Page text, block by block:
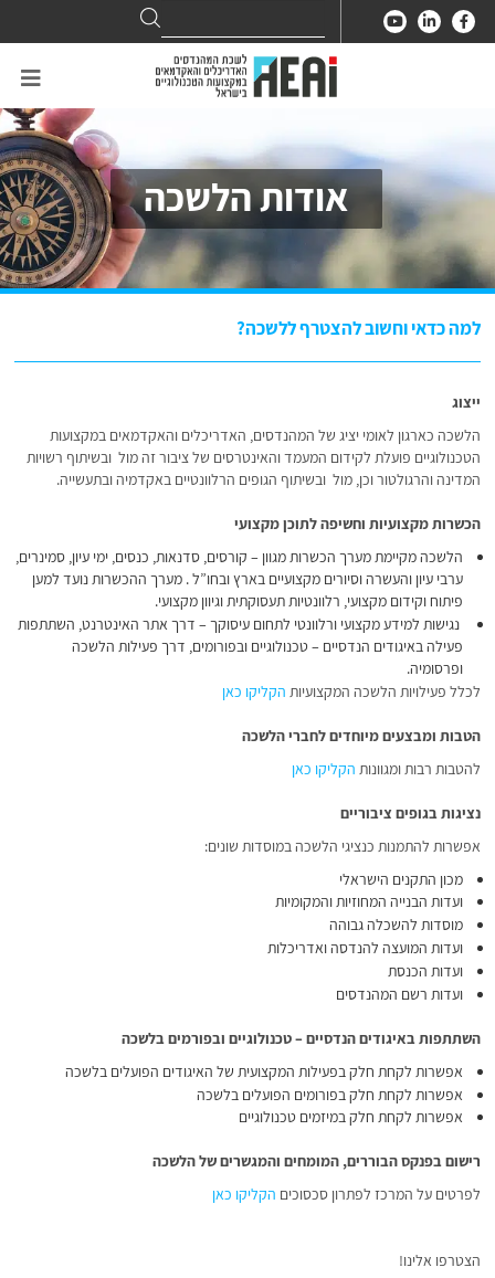
for:
Search
אודות הלשכה
למה כדאי וחשוב להצטרף ללשכה?
ייצוג
הלשכה כארגון לאומי יציג של המהנדסים, האדריכלים והאקדמאים במקצועות
הטכנולוגיים פועלת לקידום המעמד והאינטרסים של ציבור זה מול ובשיתוף רשויות
המדינה והרגולטור וכן, מול ובשיתוף הגופים הרלוונטיים באקדמיה ובתעשייה.
הכשרות מקצועיות וחשיפה לתוכן מקצועי
הלשכה מקיימת מערך הכשרות מגוון – קורסים, סדנאות, כנסים, ימי עיון, סמינרים,
ערבי עיון והעשרה וסיורים מקצועיים בארץ ובחו”ל . מערך ההכשרות נועד למען
פיתוח וקידום מקצועי, רלוונטיות תעסוקתית וגיוון מקצועי.
נגישות למידע מקצועי ורלוונטי לתחום עיסוקך – דרך אתר האינטרנט, השתתפות
פעילה באיגודים הנדסיים – טכנולוגיים ובפורומים, דרך פעילות הלשכה
ופרסומיה.
לכלל פעילויות הלשכה המקצועיות הקליקו כאן
הטבות ומבצעים מיוחדים לחברי הלשכה
להטבות רבות ומגוונות הקליקו כאן
נציגות בגופים ציבוריים
אפשרות להתמנות כנציגי הלשכה במוסדות שונים:
מכון התקנים הישראלי
ועדות הבנייה המחוזיות והמקומיות
מוסדות להשכלה גבוהה
ועדות המועצה להנדסה ואדריכלות
ועדות הכנסת
ועדות רשם המהנדסים
השתתפות באיגודים הנדסיים – טכנולוגיים ובפורמים בלשכה
אפשרות לקחת חלק בפעילות המקצועית של האיגודים הפועלים בלשכה
אפשרות לקחת חלק בפורומים הפועלים בלשכה
אפשרות לקחת חלק במיזמים טכנולוגיים
רישום בפנקס הבוררים, המומחים והמגשרים של הלשכה
לפרטים על המרכז לפתרון סכסוכים הקליקו כאן
הצטרפו אלינו!